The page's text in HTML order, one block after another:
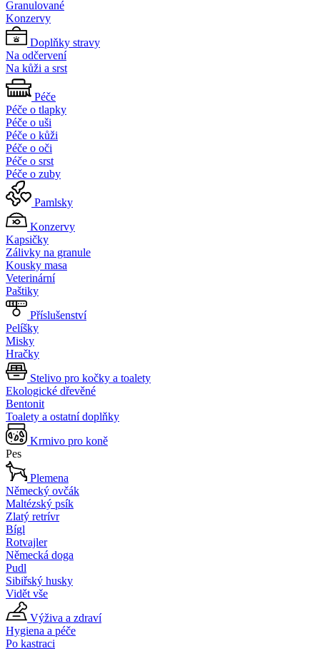
Granulované
Konzervy
Doplňky stravy
Na odčervení
Na kůži a srst
Péče
Péče o tlapky
Péče o uši
Péče o kůži
Péče o oči
Péče o srst
Péče o zuby
Pamlsky
Konzervy
Kapsičky
Zálivky na granule
Kousky masa
Veterinární
Paštiky
Příslušenství
Pelíšky
Misky
Hračky
Stelivo pro kočky a toalety
Ekologické dřevěné
Bentonit
Toalety a ostatní doplňky
Krmivo pro koně
Pes
Plemena
Německý ovčák
Maltézský psík
Zlatý retrívr
Bígl
Rotvajler
Německá doga
Pudl
Sibiřský husky
Vidět vše
Výživa a zdraví
Hygiena a péče
Po kastraci